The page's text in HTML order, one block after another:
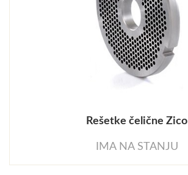
Rešetke čelične Zico
IMA NA STANJU